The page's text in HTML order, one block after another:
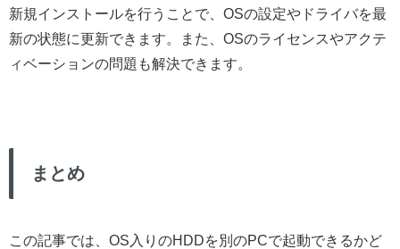
新規インストールを行うことで、OSの設定やドライバを最
新の状態に更新できます。また、OSのライセンスやアクテ
ィベーションの問題も解決できます。
まとめ
この記事では、OS入りのHDDを別のPCで起動できるかど